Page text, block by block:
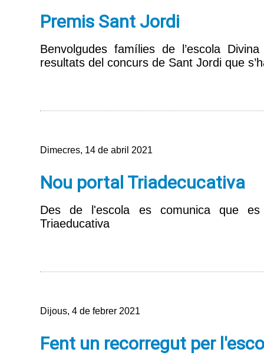
Premis Sant Jordi
Benvolgudes famílies de l’escola
resultats del concurs de Sant Jordi que
Dimecres, 14 de abril 2021
Nou portal Triadecucativa
Des de l'escola es comunica que
Triaeducativa
Dijous, 4 de febrer 2021
Fent un recorregut per